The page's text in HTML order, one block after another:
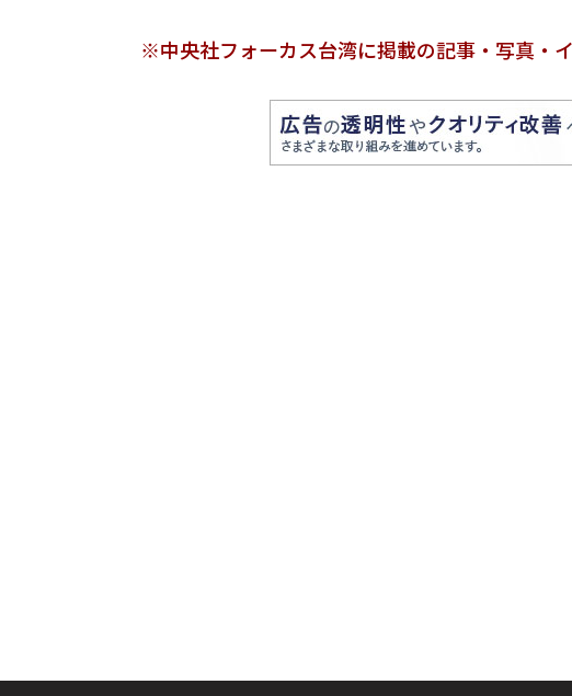
※中央社フォーカス台湾に掲載の記事・写真・